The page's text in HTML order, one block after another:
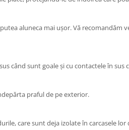
aluneca mai ușor. Vă recomandăm
când sunt goale și cu contactele în sus
praful de pe exterior.
care sunt deja izolate în carcasele